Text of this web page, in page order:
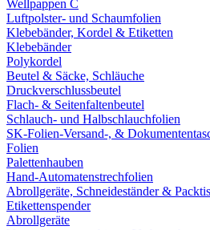
Wellpappen C
Luftpolster- und Schaumfolien
Klebebänder, Kordel & Etiketten
Klebebänder
Polykordel
Beutel & Säcke, Schläuche
Druckverschlussbeutel
Flach- & Seitenfaltenbeutel
Schlauch- und Halbschlauchfolien
SK-Folien-Versand-, &
Folien
Palettenhauben
Hand-Automatenstrechfolien
Abrollgeräte, Schneideständer &
Etikettenspender
Abrollgeräte